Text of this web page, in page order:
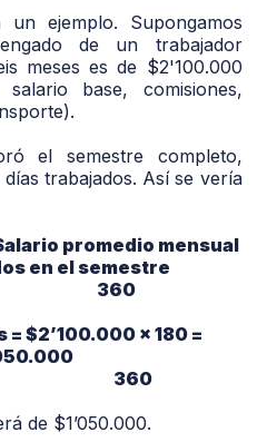
ejemplo. Supongamos
de un trabajador
meses es de $2'100.000
base, comisiones,
el semestre completo,
trabajados. Así se vería
promedio mensual
en el semestre
$2’100.000 x 180 =
de $1’050.000.